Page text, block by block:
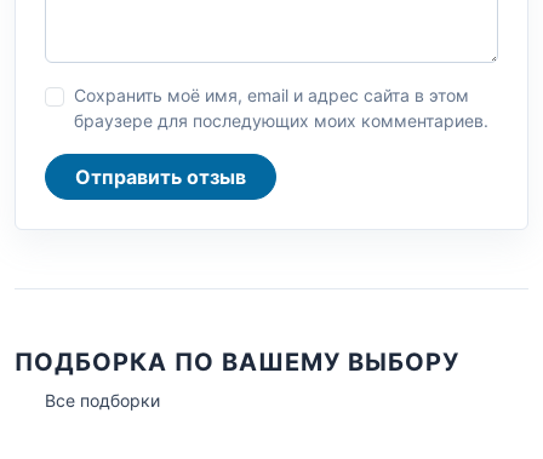
Сохранить моё имя, email и адрес сайта в этом
браузере для последующих моих комментариев.
Отправить отзыв
ПОДБОРКА ПО ВАШЕМУ ВЫБОРУ
Все подборки